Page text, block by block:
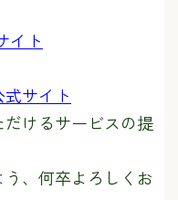
イト
式サイト
けるサービスの提
、何卒よろしくお